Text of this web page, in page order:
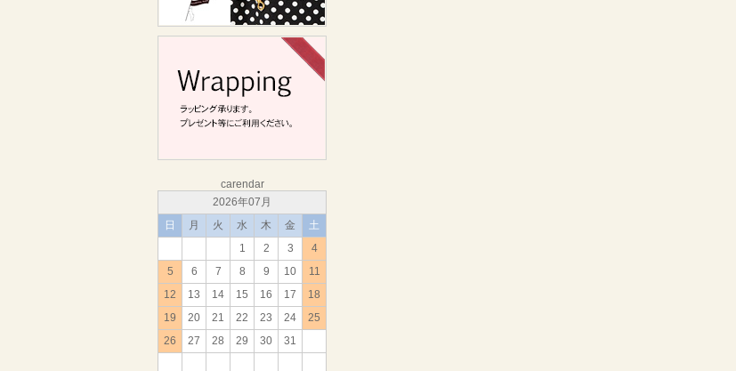
carendar
2026年07月
日
月 火 水 木 金
土
1
2 3
4
5
6 7 8 9 10
11
12
13 14 15 16 17
18
19
20 21 22 23 24
25
26
27 28 29 30 31